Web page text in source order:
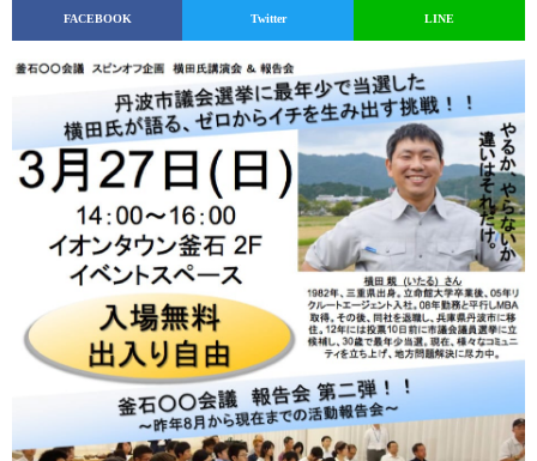
FACEBOOK Twitter LINE